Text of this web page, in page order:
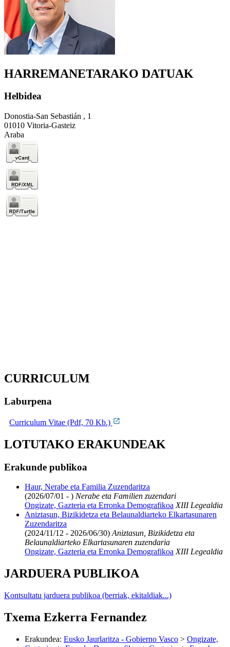
HARREMANETARAKO DATUAK
Helbidea
Donostia-San Sebastián , 1
01010 Vitoria-Gasteiz
Araba
CURRICULUM
Laburpena
Curriculum Vitae (Pdf, 70 Kb.)
LOTUTAKO ERAKUNDEAK
Erakunde publikoa
Haur, Nerabe eta Familia Zuzendaritza
(2026/07/01 - ) Nerabe eta Familien zuzendari
Ongizate, Gazteria eta Erronka Demografikoa XIII Legealdia
Aniztasun, Bizikidetza eta Belaunaldiarteko Elkartasunaren
Zuzendaritza
(2024/11/12 - 2026/06/30) Aniztasun, Bizikidetza eta
Belaunaldiarteko Elkartasunaren zuzendaria
Ongizate, Gazteria eta Erronka Demografikoa XIII Legealdia
JARDUERA PUBLIKOA
Kontsultatu jarduera publikoa (berriak, ekitaldiak...)
Txema Ezkerra Fernandez
Erakundea: Eusko Jaurlaritza - Gobierno Vasco > Ongizate,